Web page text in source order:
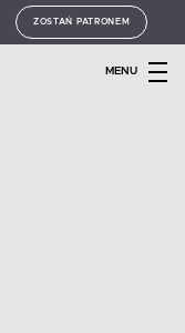
ZOSTAŃ PATRONEM
MENU